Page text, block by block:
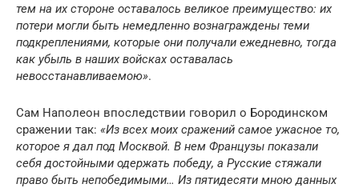
тем на их стороне оставалось великое преимущество: их
потери могли быть немедленно вознаграждены теми
подкреплениями, которые они получали ежедневно, тогда
как убыль в наших войсках оставалась
невосстанавливаемою».
Сам Наполеон впоследствии говорил о Бородинском
сражении так: «Из всех моих сражений самое ужасное то,
которое я дал под Москвой. В нем Французы показали
себя достойными одержать победу, а Русские стяжали
право быть непобедимыми… Из пятидесяти мною данных